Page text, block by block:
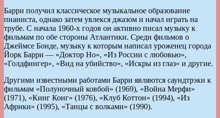
Барри получил классическое музыкальное образование
пианиста, однако затем увлекся джазом и начал играть на
трубе. С начала 1960-х годов он активно писал музыку к
фильмам по обе стороны Атлантики. Среди фильмов о
Джеймсе Бонде, музыку к которым написал уроженец города
Йорк Барри — «Доктор Но», «Из России с любовью»,
«Голдфингер», «Вид на убийство», «Искры из глаз» и другие.
Другими известными работами Барри являются саундтрэки к
фильмам «Полуночный ковбой» (1969), «Война Мерфи»
(1971), «Кинг Конг» (1976), «Клуб Коттон» (1994), «Из
Африки» (1995), «Танцы с волками» (1990).